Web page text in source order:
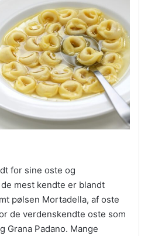
for sine oste og
mest kendte er blandt
pølsen Mortadella, af oste
de verdenskendte oste som
Grana Padano. Mange